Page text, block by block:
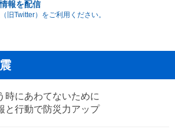
報を配信
旧Twitter）をご利用ください。
時にあわてないために
と行動で防災力アップ